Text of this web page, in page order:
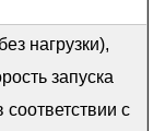
или
в
В
диаметра
нагрузки),
запуска
соответствии с